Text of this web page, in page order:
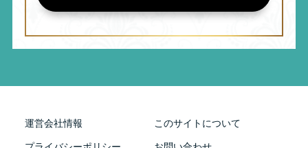
運営会社情報 このサイトについて